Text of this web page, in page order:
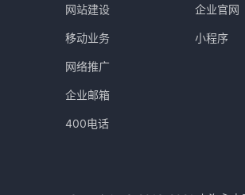
网站建设
移动业务
网络推广
企业邮箱
400电话
企业官网
小程序